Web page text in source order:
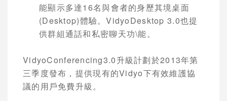
能顯示多達16名與會者的身歷其境桌面
(Desktop)體驗。VidyoDesktop 3.0也提
供群組通話和私密聊天功\能。
VidyoConferencing3.0升級計劃於2013年第
三季度發布，提供現有的Vidyo下有效維護協
議的用戶免費升級。